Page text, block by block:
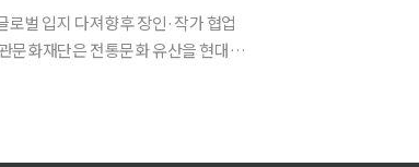
벌 입지 다져향후 장인·작가 협업